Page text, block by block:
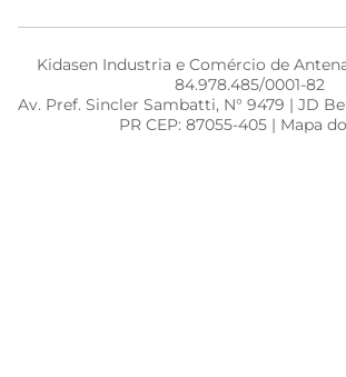
Kidasen Industria e Comércio de
84.978.485/0001-82
Av. Pref. Sincler Sambatti, N° 9479 | JD
PR CEP: 87055-405 | Mapa